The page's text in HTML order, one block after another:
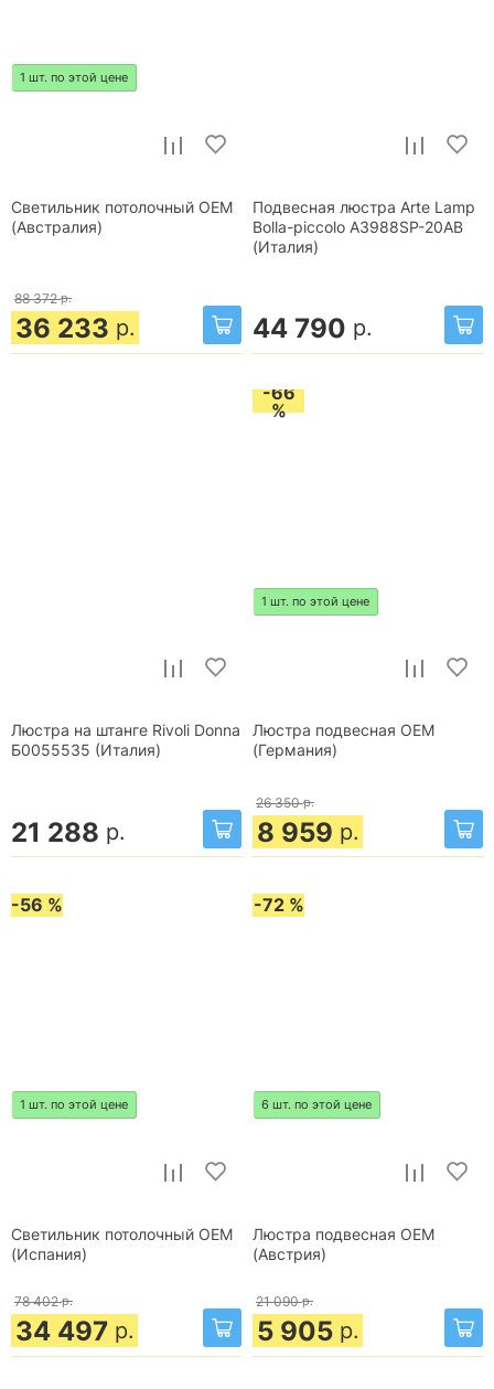
1 шт. по этой цене
Светильник потолочный OEM
(Австралия)
88 372 р.
36 233 р.
Подвесная люстра Arte Lamp
Bolla-piccolo A3988SP-20AB
(Италия)
44 790 р.
Люстра на штанге Rivoli Donna
Б0055535 (Италия)
21 288 р.
-66
%
1 шт. по этой цене
Люстра подвесная OEM
(Германия)
26 350 р.
8 959 р.
-56 %
1 шт. по этой цене
Светильник потолочный OEM
(Испания)
78 402 р.
34 497 р.
-72 %
6 шт. по этой цене
Люстра подвесная OEM
(Австрия)
21 090 р.
5 905 р.